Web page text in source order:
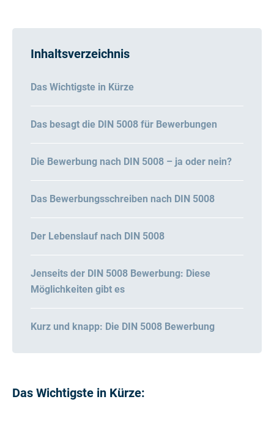
Inhaltsverzeichnis
Das Wichtigste in Kürze
Das besagt die DIN 5008 für Bewerbungen
Die Bewerbung nach DIN 5008 – ja oder nein?
Das Bewerbungsschreiben nach DIN 5008
Der Lebenslauf nach DIN 5008
Jenseits der DIN 5008 Bewerbung: Diese
Möglichkeiten gibt es
Kurz und knapp: Die DIN 5008 Bewerbung
Das Wichtigste in Kürze: